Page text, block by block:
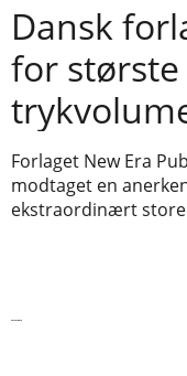
Dansk
for
Forlaget New Era
modtaget en
ekstraordinært